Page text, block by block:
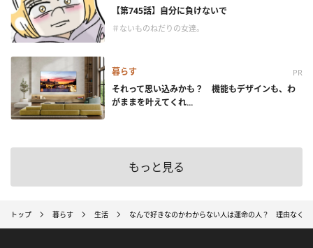
【第745話】自分に負けないで
＃ないものねだりの女達。
暮らす PR
それって思い込みかも？ 機能もデザインも、わ
がままを叶えてくれ...
もっと見る
トップ 暮らす 生活 なんで好きなのかわからない人は運命の人？ 理由なく